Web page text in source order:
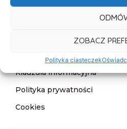
ZOBACZ
Polityka ciasteczek
Klauzula informacyjna
Polityka prywatności
Cookies